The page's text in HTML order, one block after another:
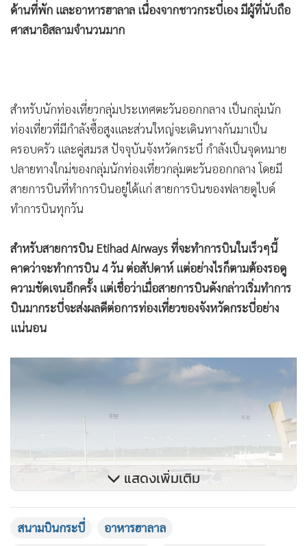
ด้านที่พัก และอาหารฮาลาล เนื่องจากชาวกระบี่เอง มีผู้ที่นับถือ
ศาสนาอิสลามจำนวนมาก
สำหรับนักท่องเที่ยวกลุ่มประเทศตะวันออกกลาง เป็นกลุ่มนัก
ท่องเที่ยวที่มีกำลังซื้อสูงและส่วนใหญ่จะเดินทางกันมาเป็น
ครอบครัว และคู่สมรส ปัจจุบันจังหวัดกระบี่ กำลังเป็นจุดหมาย
ปลายทางใกม่ของกลุ่มนักท่องเที่ยวกลุ่มตะวันออกกลาง โดยมี
สายการบินที่ทำการบินอยู่ได้แก่ สายการบินของฟลายดูไบด์
ทำการบินทุกวัน
สำหรับสายการบิน Etihad Airways ที่จะทำการบินในเร็วๆนี้
คาดว่าจะทำการบิน 4 วัน ต่อสัปดาห์ แต่อย่างไรก็ตามต้องรอดู
ความชัดเจนอีกครั้ง แต่เชื่อว่าเมื่อสายการบินดังกล่าวเริ่มทำการ
บินมากระบี่จะส่งผลดีต่อการท่องเที่ยวของจังหวัดกระบี่อย่าง
แน่นอน
แสดงเพิ่มเติม
สนามบินกระบี่
อาหารฮาลาล